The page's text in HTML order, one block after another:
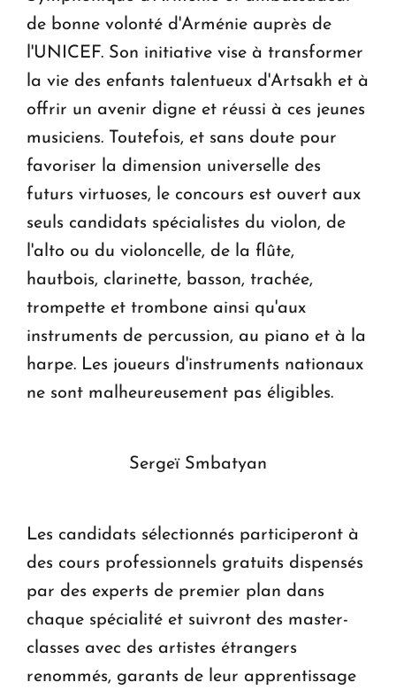
de bonne volonté d'Arménie auprès de
l'UNICEF. Son initiative vise à transformer
la vie des enfants talentueux d'Artsakh et à
offrir un avenir digne et réussi à ces jeunes
musiciens. Toutefois, et sans doute pour
favoriser la dimension universelle des
futurs virtuoses, le concours est ouvert aux
seuls candidats spécialistes du violon, de
l'alto ou du violoncelle, de la flûte,
hautbois, clarinette, basson, trachée,
trompette et trombone ainsi qu'aux
instruments de percussion, au piano et à la
harpe. Les joueurs d'instruments nationaux
ne sont malheureusement pas éligibles.
Sergeï Smbatyan
Les candidats sélectionnés participeront à
des cours professionnels gratuits dispensés
par des experts de premier plan dans
chaque spécialité et suivront des master-
classes avec des artistes étrangers
renommés, garants de leur apprentissage